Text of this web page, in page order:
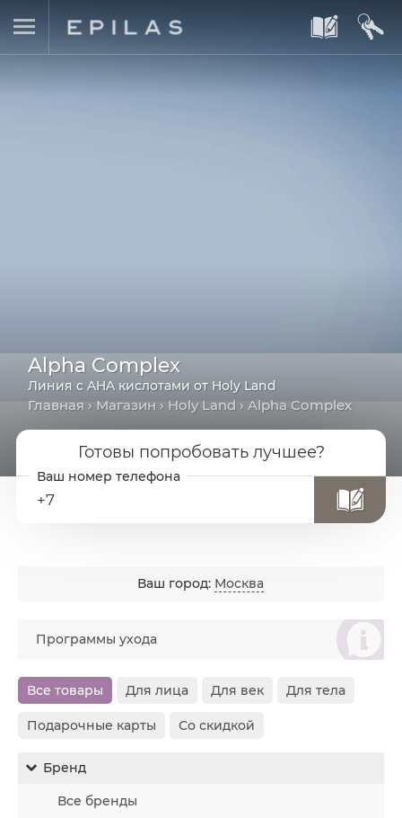
A B
Alpha Complex
Линия с AHA кислотами от Holy Land
Главная › Магазин › Holy Land › Alpha Complex
Готовы попробовать лучшее?
+7
Ваш город: Москва
စ
Программы ухода
Все товары Для лица Для век Для тела
Подарочные карты Со скидкой
Бренд
Все бренды